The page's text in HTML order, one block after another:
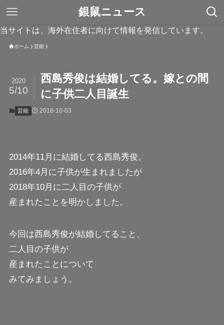
銀鼠ニュース
当サイトは、海外在住者に向けて情報を発信しています。
ホーム 芸能
西島秀俊は結婚してる。嫁との間
に子供二人目誕生
2020
5/10
芸能 2018-10-03
2014年11月に結婚してる 西島秀俊。
2016年4月に子供が生まれましたが
2018年10月に二人目の子供が
産まれたことを明かしました。
今回は西島秀俊が結婚してること、
二人目の子供が
産まれたことについて
みてみましょう。